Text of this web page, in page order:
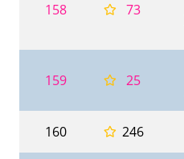
158 73
159 25
160 246